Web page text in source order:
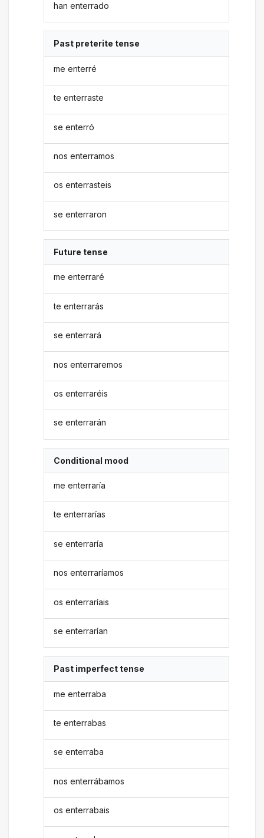
han enterrado
Past preterite tense
me enterré
te enterraste
se enterró
nos enterramos
os enterrasteis
se enterraron
Future tense
me enterraré
te enterrarás
se enterrará
nos enterraremos
os enterraréis
se enterrarán
Conditional mood
me enterraría
te enterrarías
se enterraría
nos enterraríamos
os enterraríais
se enterrarían
Past imperfect tense
me enterraba
te enterrabas
se enterraba
nos enterrábamos
os enterrabais